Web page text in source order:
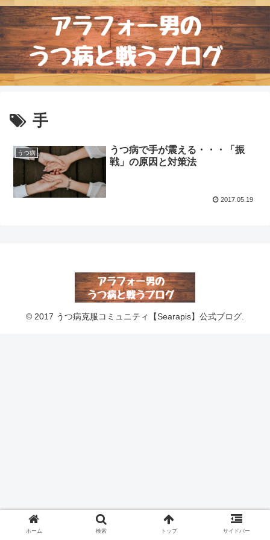
手
うつ病
うつ病で手が震える・・・「振
戦」の原因と対策法
2017.05.19
© 2017 うつ病克服コミュニティ【Searapis】公式ブログ.
ホーム 検索 トップ サイドバー